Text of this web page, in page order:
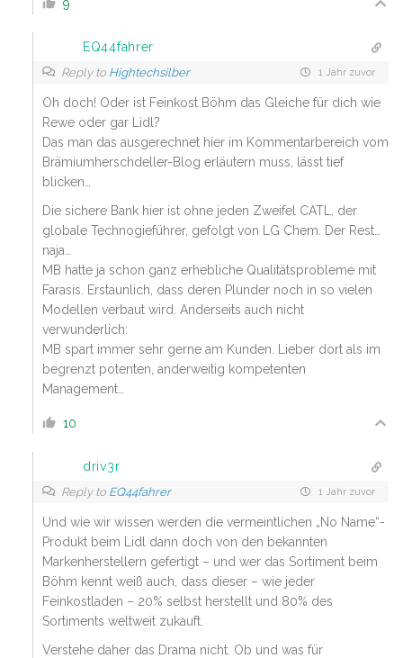
9
EQ44fahrer
Reply to Hightechsilber 1 Jahr zuvor
Oh doch! Oder ist Feinkost Böhm das Gleiche für dich wie
Rewe oder gar Lidl?
Das man das ausgerechnet hier im Kommentarbereich vom
Brämiumherschdeller-Blog erläutern muss, lässt tief
blicken…
Die sichere Bank hier ist ohne jeden Zweifel CATL, der
globale Technogieführer, gefolgt von LG Chem. Der Rest…
naja…
MB hatte ja schon ganz erhebliche Qualitätsprobleme mit
Farasis. Erstaunlich, dass deren Plunder noch in so vielen
Modellen verbaut wird. Anderseits auch nicht
verwunderlich:
MB spart immer sehr gerne am Kunden. Lieber dort als im
begrenzt potenten, anderweitig kompetenten
Management…
10
driv3r
Reply to EQ44fahrer 1 Jahr zuvor
Und wie wir wissen werden die vermeintlichen „No Name“-
Produkt beim Lidl dann doch von den bekannten
Markenherstellern gefertigt – und wer das Sortiment beim
Böhm kennt weiß auch, dass dieser – wie jeder
Feinkostladen – 20% selbst herstellt und 80% des
Sortiments weltweit zukauft.
Verstehe daher das Drama nicht. Ob und was für